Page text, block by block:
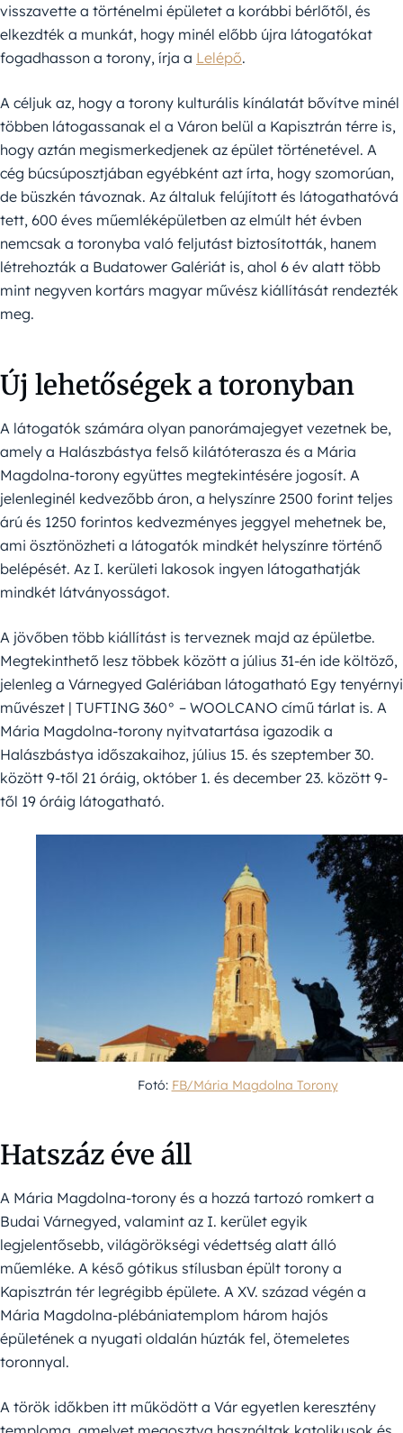
visszavette a történelmi épületet a korábbi bérlőtől, és
elkezdték a munkát, hogy minél előbb újra látogatókat
fogadhasson a torony, írja a Lelépő.
A céljuk az, hogy a torony kulturális kínálatát bővítve minél
többen látogassanak el a Váron belül a Kapisztrán térre is,
hogy aztán megismerkedjenek az épület történetével. A
cég búcsúposztjában egyébként azt írta, hogy szomorúan,
de büszkén távoznak. Az általuk felújított és látogathatóvá
tett, 600 éves műemléképületben az elmúlt hét évben
nemcsak a toronyba való feljutást biztosították, hanem
létrehozták a Budatower Galériát is, ahol 6 év alatt több
mint negyven kortárs magyar művész kiállítását rendezték
meg.
Új lehetőségek a toronyban
A látogatók számára olyan panorámajegyet vezetnek be,
amely a Halászbástya felső kilátóterasza és a Mária
Magdolna-torony együttes megtekintésére jogosít. A
jelenleginél kedvezőbb áron, a helyszínre 2500 forint teljes
árú és 1250 forintos kedvezményes jeggyel mehetnek be,
ami ösztönözheti a látogatók mindkét helyszínre történő
belépését. Az I. kerületi lakosok ingyen látogathatják
mindkét látványosságot.
A jövőben több kiállítást is terveznek majd az épületbe.
Megtekinthető lesz többek között a július 31-én ide költöző,
jelenleg a Várnegyed Galériában látogatható Egy tenyérnyi
művészet | TUFTING 360° – WOOLCANO című tárlat is. A
Mária Magdolna-torony nyitvatartása igazodik a
Halászbástya időszakaihoz, július 15. és szeptember 30.
között 9-től 21 óráig, október 1. és december 23. között 9-
től 19 óráig látogatható.
Fotó: FB/Mária Magdolna Torony
Hatszáz éve áll
A Mária Magdolna-torony és a hozzá tartozó romkert a
Budai Várnegyed, valamint az I. kerület egyik
legjelentősebb, világörökségi védettség alatt álló
műemléke. A késő gótikus stílusban épült torony a
Kapisztrán tér legrégibb épülete. A XV. század végén a
Mária Magdolna-plébániatemplom három hajós
épületének a nyugati oldalán húzták fel, ötemeletes
toronnyal.
A török időkben itt működött a Vár egyetlen keresztény